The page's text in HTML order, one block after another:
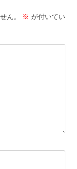
ん。 ※ が付いてい